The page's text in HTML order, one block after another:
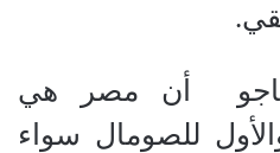
أن مصر هي
للصومال سواء